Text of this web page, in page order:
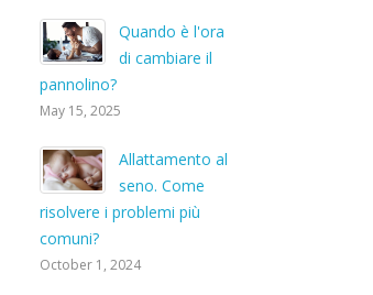
Quando è l'ora
di cambiare il
pannolino?
May 15, 2025
Allattamento al
seno. Come
risolvere i problemi più
comuni?
October 1, 2024